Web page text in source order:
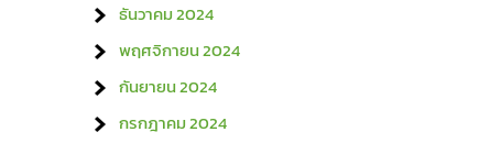
ธันวาคม 2024
พฤศจิกายน 2024
กันยายน 2024
กรกฎาคม 2024